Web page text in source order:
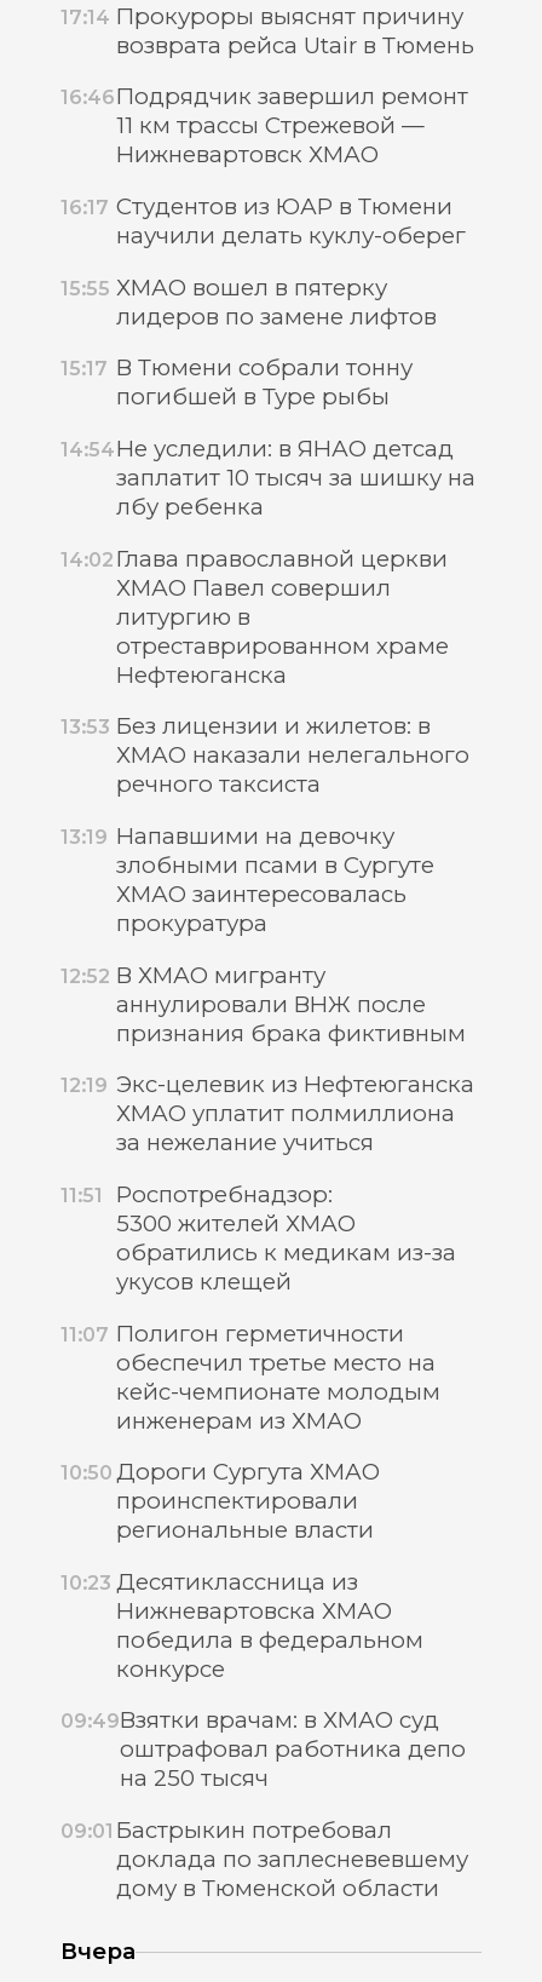
17:14 Прокуроры выяснят причину
возврата рейса Utair в Тюмень
16:46Подрядчик завершил ремонт
11 км трассы Стрежевой —
Нижневартовск ХМАО
16:17 Студентов из ЮАР в Тюмени
научили делать куклу-оберег
15:55 ХМАО вошел в пятерку
лидеров по замене лифтов
15:17 В Тюмени собрали тонну
погибшей в Туре рыбы
14:54Не уследили: в ЯНАО детсад
заплатит 10 тысяч за шишку на
лбу ребенка
14:02 Глава православной церкви
ХМАО Павел совершил
литургию в
отреставрированном храме
Нефтеюганска
13:53 Без лицензии и жилетов: в
ХМАО наказали нелегального
речного таксиста
13:19 Напавшими на девочку
злобными псами в Сургуте
ХМАО заинтересовалась
прокуратура
12:52 В ХМАО мигранту
аннулировали ВНЖ после
признания брака фиктивным
12:19 Экс-целевик из Нефтеюганска
ХМАО уплатит полмиллиона
за нежелание учиться
11:51
Роспотребнадзор:
5300 жителей ХМАО
обратились к медикам из-за
укусов клещей
11:07 Полигон герметичности
обеспечил третье место на
кейс-чемпионате молодым
инженерам из ХМАО
10:50 Дороги Сургута ХМАО
проинспектировали
региональные власти
10:23 Десятиклассница из
Нижневартовска ХМАО
победила в федеральном
конкурсе
09:49Взятки врачам: в ХМАО суд
оштрафовал работника депо
на 250 тысяч
09:01 Бастрыкин потребовал
доклада по заплесневевшему
дому в Тюменской области
Вчера